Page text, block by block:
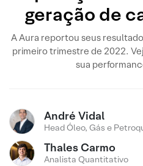
geração de
A Aura reportou seus
primeiro trimestre de 2022.
sua
André Vidal
Head Óleo, Gás e
Thales Carmo
Analista Quantitativo